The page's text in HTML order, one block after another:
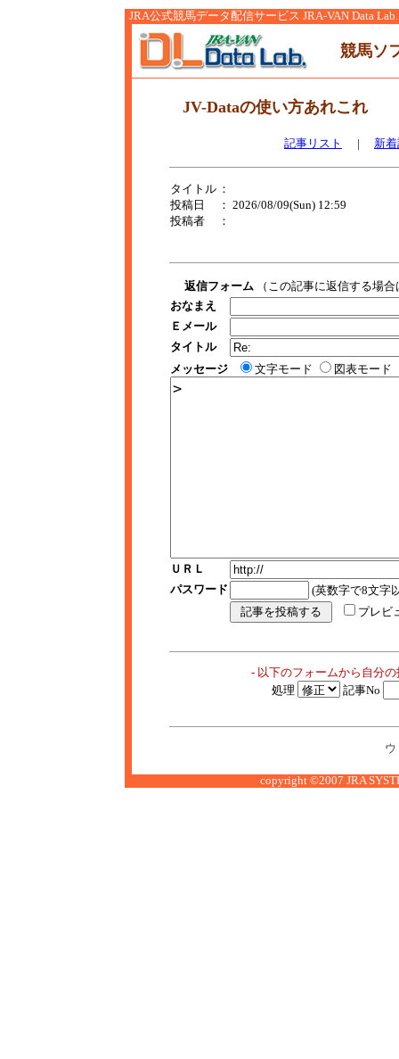
JRA公式競馬データ配信サービス JRA-VAN Data Lab.
競馬ソ
JV-Dataの使い方あれこれ
記事リスト | 新
タイトル ：
投稿日
： 2026/08/09(Sun) 12:59
投稿者
：
返信フォーム （この記事に返信する場
おなまえ
Ｅメール
タイトル
メッセージ
文字モード 図表モード
ＵＲＬ
パスワード
(英数字で8文字
プレビ
- 以下のフォームから自分
処理
記事No
copyright ©2007 JRA